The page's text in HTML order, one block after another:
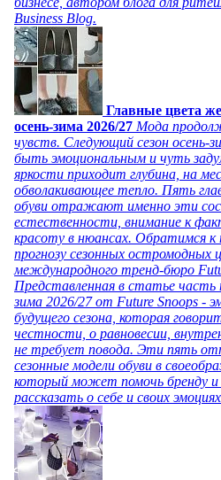
Business Blog.
Главные цвета
осень-зима 2026/27 Мода
чувств. Следующий сезон осень-
быть эмоциональным и чуть
яркости приходит глубина, на
обволакивающее тепло. Пять
обуви отражают именно эти
естественности, внимание к
красоту в нюансах. Обратимся к
прогнозу сезонных остромодных
международного тренд-бюро
Представленная в статье часть
зима 2026/27 от Future Snoops -
будущего сезона, которая
честности, о равновесии,
не требует повода. Эти пять
сезонные модели обуви в
который может помочь бренду и
рассказать о себе и своих